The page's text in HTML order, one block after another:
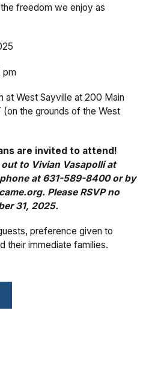
freedom we enjoy as
at West Sayville at 200 Main
the grounds of the West
are invited to attend!
out to Vivian Vasapolli at
at 631-589-8400 or by
Please RSVP no
31, 2025.
preference given to
their immediate families.